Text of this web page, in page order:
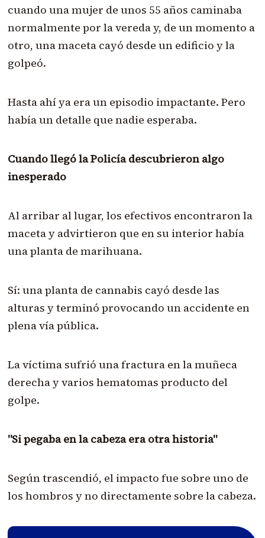
cuando una mujer de unos 55 años caminaba
normalmente por la vereda y, de un momento a
otro, una maceta cayó desde un edificio y la
golpeó.
Hasta ahí ya era un episodio impactante. Pero
había un detalle que nadie esperaba.
Cuando llegó la Policía descubrieron algo
inesperado
Al arribar al lugar, los efectivos encontraron la
maceta y advirtieron que en su interior había
una planta de marihuana.
Sí: una planta de cannabis cayó desde las
alturas y terminó provocando un accidente en
plena vía pública.
La víctima sufrió una fractura en la muñeca
derecha y varios hematomas producto del
golpe.
"Si pegaba en la cabeza era otra historia"
Según trascendió, el impacto fue sobre uno de
los hombros y no directamente sobre la cabeza.